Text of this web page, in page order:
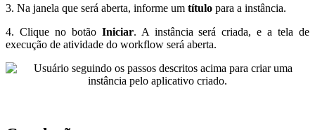
3. Na janela que será aberta, informe um título para a instância.
4. Clique no botão Iniciar. A instância será criada, e a tela de
execução de atividade do workflow será aberta.